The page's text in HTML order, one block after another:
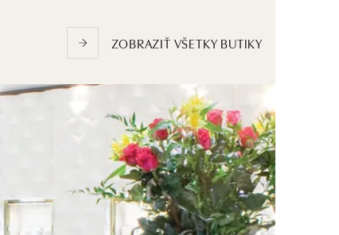
ZOBRAZIŤ VŠETKY BUTIKY